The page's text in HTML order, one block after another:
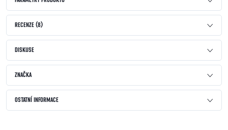
RECENZE (8)
DISKUSE
ZNAČKA
OSTATNÍ INFORMACE